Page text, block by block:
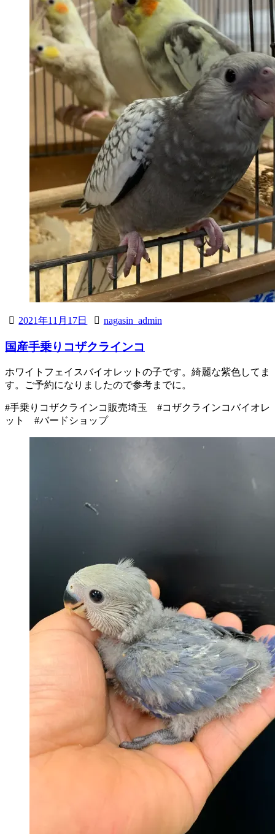
2021年11月17日 nagasin_admin
国産手乗りコザクラインコ
ホワイトフェイスバイオレットの子です。綺麗な紫色してま
す。ご予約になりましたので参考までに。
#手乗りコザクラインコ販売埼玉 #コザクラインコバイオレ
ット #バードショップ